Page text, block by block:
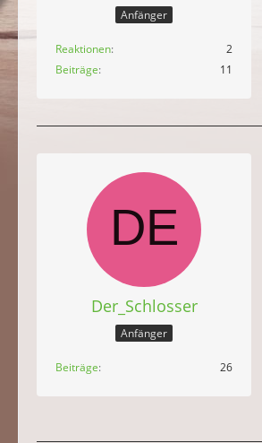
Anfänger
Reaktionen
2
Beiträge
11
Der_Schlosser
Anfänger
Beiträge 26